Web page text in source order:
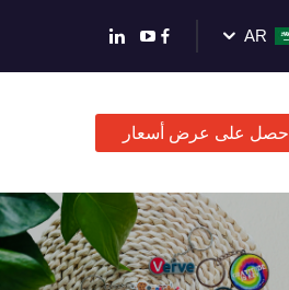
AR
احصل على عرض أسعار